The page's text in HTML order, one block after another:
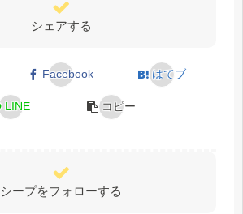
シェアする
Facebook はてブ
LINE コピー
シープをフォローする